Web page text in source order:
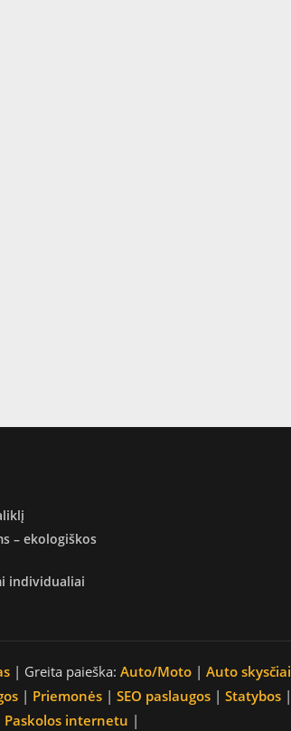
– ekologiškos
individualiai
| Greita paieška: Auto/Moto | Auto skysčiai
| Priemonės | SEO paslaugos | Statybos |
Paskolos internetu |